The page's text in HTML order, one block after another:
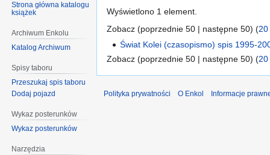
Wyświetlono 1 element.
Zobacz (poprzednie 50 | następne 50) (20
Świat Kolei (czasopismo) spis 1995-
Zobacz (poprzednie 50 | następne 50) (20
Strona główna katalogu
książek
Archiwum Enkolu
Katalog Archiwum
Spisy taboru
Przeszukaj spis taboru
Dodaj pojazd
Wykaz posterunków
Wykaz posterunków
Narzędzia
Polityka prywatności O Enkol Informacje